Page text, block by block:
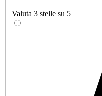
Valuta 3 stelle su 5